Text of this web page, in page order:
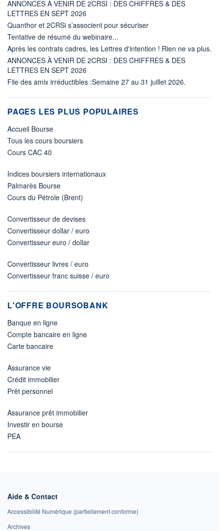
ANNONCES À VENIR DE 2CRSI : DES CHIFFRES & DES
LETTRES EN SEPT 2026
Quanthor et 2CRSi s’associent pour sécuriser
Tentative de résumé du webinaire...
Après les contrats cadres, les Lettres d'intention ! Rien ne va plus.
ANNONCES À VENIR DE 2CRSI : DES CHIFFRES & DES
LETTRES EN SEPT 2026
File des amix irréductibles :Semaine 27 au 31 juillet 2026.
PAGES LES PLUS POPULAIRES
Accueil Bourse
Tous les cours boursiers
Cours CAC 40
Indices boursiers internationaux
Palmarès Bourse
Cours du Pétrole (Brent)
Convertisseur de devises
Convertisseur dollar / euro
Convertisseur euro / dollar
Convertisseur livres / euro
Convertisseur franc suisse / euro
L'OFFRE BOURSOBANK
Banque en ligne
Compte bancaire en ligne
Carte bancaire
Assurance vie
Crédit immobilier
Prêt personnel
Assurance prêt immobilier
Investir en bourse
PEA
Aide & Contact
Accessibilité Numérique (partiellement conforme)
Archives